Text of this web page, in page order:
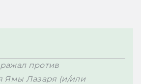
против
Ямы Лазаря (и/или